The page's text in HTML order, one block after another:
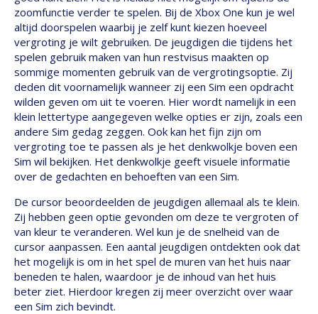
zoomfunctie verder te spelen. Bij de Xbox One kun je wel
altijd doorspelen waarbij je zelf kunt kiezen hoeveel
vergroting je wilt gebruiken. De jeugdigen die tijdens het
spelen gebruik maken van hun restvisus maakten op
sommige momenten gebruik van de vergrotingsoptie. Zij
deden dit voornamelijk wanneer zij een Sim een opdracht
wilden geven om uit te voeren. Hier wordt namelijk in een
klein lettertype aangegeven welke opties er zijn, zoals een
andere Sim gedag zeggen. Ook kan het fijn zijn om
vergroting toe te passen als je het denkwolkje boven een
Sim wil bekijken. Het denkwolkje geeft visuele informatie
over de gedachten en behoeften van een Sim.
De cursor beoordeelden de jeugdigen allemaal als te klein.
Zij hebben geen optie gevonden om deze te vergroten of
van kleur te veranderen. Wel kun je de snelheid van de
cursor aanpassen. Een aantal jeugdigen ontdekten ook dat
het mogelijk is om in het spel de muren van het huis naar
beneden te halen, waardoor je de inhoud van het huis
beter ziet. Hierdoor kregen zij meer overzicht over waar
een Sim zich bevindt.